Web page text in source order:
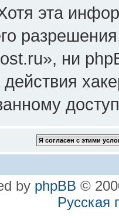
эта
ни
действия
by phpBB ©
Русская